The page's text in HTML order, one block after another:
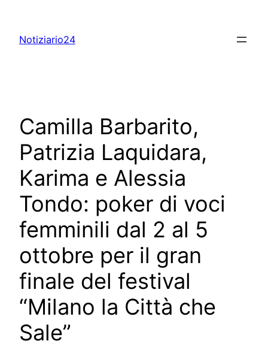
content
Notiziario24
Camilla Barbarito,
Patrizia Laquidara,
Karima e Alessia
Tondo: poker di voci
femminili dal 2 al 5
ottobre per il gran
finale del festival
“Milano la Città che
Sale”